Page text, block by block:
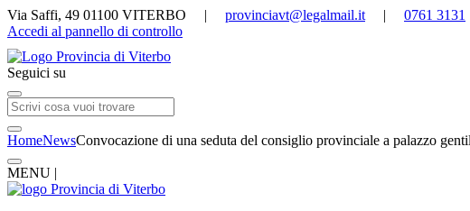
Via Saffi, 49 01100 VITERBO | provinciavt@legalmail.it | 0761 3131
Accedi al pannello di controllo
Seguici su
HomeNewsConvocazione di una seduta del consiglio provinciale a palazzo
MENU |